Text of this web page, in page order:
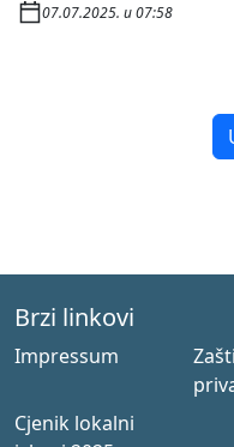
07.07.2025. u 07:58
Brzi linkovi
Impressum
Cjenik lokalni